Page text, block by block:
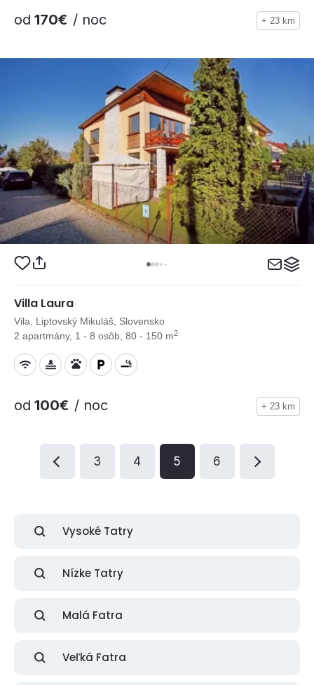
od 170€ / noc + 23 km
Villa Laura
Vila, Liptovský Mikuláš, Slovensko
2 apartmány, 1 - 8 osôb, 80 - 150 m2
od 100€ / noc + 23 km
3 4 5 6
Vysoké Tatry
Nízke Tatry
Malá Fatra
Veľká Fatra